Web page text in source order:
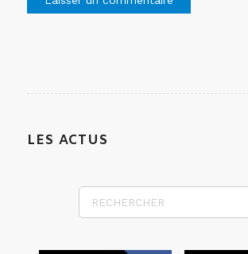
LES ACTUS